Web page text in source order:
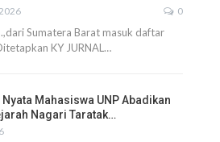
0
Sumatera Barat masuk daftar
KY JURNAL…
Nyata Mahasiswa UNP Abadikan
Nagari Taratak…